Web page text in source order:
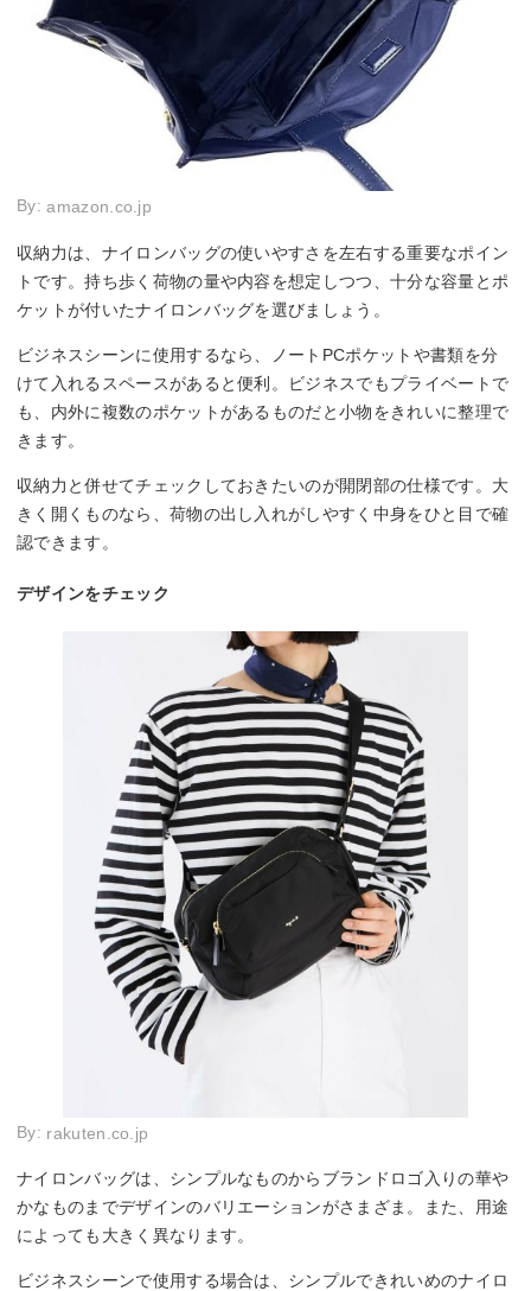
By:amazon.co.jp
収納力は、ナイロンバッグの使いやすさを左右する重要なポイン
トです。持ち歩く荷物の量や内容を想定しつつ、十分な容量とポ
ケットが付いたナイロンバッグを選びましょう。
ビジネスシーンに使用するなら、ノートPCポケットや書類を分
けて入れるスペースがあると便利。ビジネスでもプライベートで
も、内外に複数のポケットがあるものだと小物をきれいに整理で
きます。
収納力と併せてチェックしておきたいのが開閉部の仕様です。大
きく開くものなら、荷物の出し入れがしやすく中身をひと目で確
認できます。
デザインをチェック
By: rakuten.co.jp
ナイロンバッグは、シンプルなものからブランドロゴ入りの華や
かなものまでデザインのバリエーションがさまざま。また、用途
によっても大きく異なります。
ビジネスシーンで使用する場合は、シンプルできれいめのナイロ